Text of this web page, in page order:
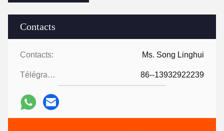
Contacts
Contacts: Ms. Song Linghui
Télégramme: 86--13932922239